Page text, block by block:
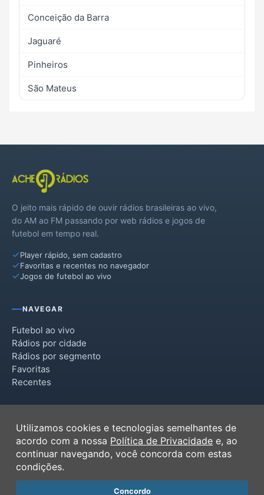
Conceição da Barra
Jaguaré
Pinheiros
São Mateus
O jeito mais rápido de ouvir rádios brasileiras ao vivo,
do AM ao FM passando por web rádios e jogos de
futebol em tempo real.
Player rápido, sem cadastro
Favoritas e recentes no navegador
Jogos de futebol ao vivo
NAVEGAR
Futebol ao vivo
Rádios por cidade
Rádios por segmento
Favoritas
Recentes
Termos de Uso
Política de Privacidade
Ferramentas
Contato
Utilizamos cookies e tecnologias semelhantes de
acordo com a nossa Política de Privacidade e, ao
continuar navegando, você concorda com estas
condições.
Concordo